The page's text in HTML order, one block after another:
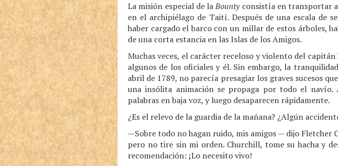
La misión especial de laBountyconsistía en transportar
en el archipiélago de Taití. Después de una escala de
haber cargado el barco con un millar de estos árboles,
de una corta estancia en las Islas de los Amigos.
Muchas veces, el carácter receloso y violento del
algunos de los oficiales y él. Sin embargo, la
abril de 1789, no parecía presagiar los graves sucesos
una insólita animación se propaga por todo el navío.
palabras en baja voz, y luego desaparecen rápidamente.
¿Es el relevo de la guardia de la mañana? ¿Algún
—Sobre todo no hagan ruido, mis amigos — dijo Fletcher
pero no tire sin mi orden. Churchill, tome su hacha y
recomendación: ¡Lo necesito vivo!